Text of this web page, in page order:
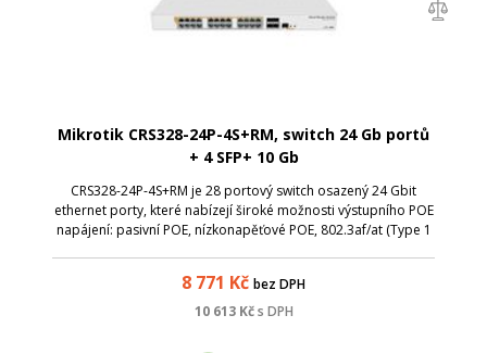
Mikrotik CRS328-24P-4S+RM, switch 24 Gb portů
+ 4 SFP+ 10 Gb
CRS328-24P-4S+RM je 28 portový switch osazený 24 Gbit
ethernet porty, které nabízejí široké možnosti výstupního POE
napájení: pasivní POE, nízkonapěťové POE, 802.3af/at (Type 1
8 771 Kč bez DPH
10 613Kč s DPH